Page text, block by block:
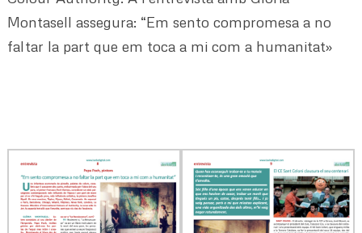
Montasell assegura: “Em sento compromesa a no
faltar la part que em toca a mi com a humanitat»